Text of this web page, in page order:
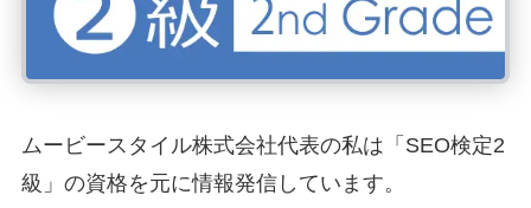
ムービースタイル株式会社代表の私は「SEO検定2
級」の資格を元に情報発信しています。